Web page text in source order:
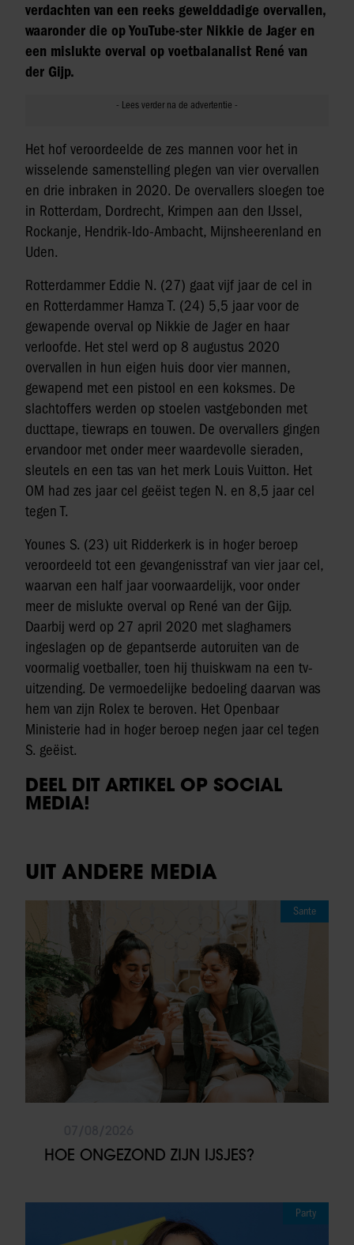
verdachten van een reeks gewelddadige overvallen,
waaronder die op YouTube-ster Nikkie de Jager en
een mislukte overval op voetbalanalist René van
der Gijp.
Het hof veroordeelde de zes mannen voor het in
wisselende samenstelling plegen van vier overvallen
en drie inbraken in 2020. De overvallers sloegen toe
in Rotterdam, Dordrecht, Krimpen aan den IJssel,
Rockanje, Hendrik-Ido-Ambacht, Mijnsheerenland en
Uden.
Rotterdammer Eddie N. (27) gaat vijf jaar de cel in
en Rotterdammer Hamza T. (24) 5,5 jaar voor de
gewapende overval op Nikkie de Jager en haar
verloofde. Het stel werd op 8 augustus 2020
overvallen in hun eigen huis door vier mannen,
gewapend met een pistool en een koksmes. De
slachtoffers werden op stoelen vastgebonden met
ducttape, tiewraps en touwen. De overvallers gingen
ervandoor met onder meer waardevolle sieraden,
sleutels en een tas van het merk Louis Vuitton. Het
OM had zes jaar cel geëist tegen N. en 8,5 jaar cel
tegen T.
Younes S. (23) uit Ridderkerk is in hoger beroep
veroordeeld tot een gevangenisstraf van vier jaar cel,
waarvan een half jaar voorwaardelijk, voor onder
meer de mislukte overval op René van der Gijp.
Daarbij werd op 27 april 2020 met slaghamers
ingeslagen op de gepantserde autoruiten van de
voormalig voetballer, toen hij thuiskwam na een tv-
uitzending. De vermoedelijke bedoeling daarvan was
hem van zijn Rolex te beroven. Het Openbaar
Ministerie had in hoger beroep negen jaar cel tegen
S. geëist.
DEEL DIT ARTIKEL OP SOCIAL
MEDIA!
UIT ANDERE MEDIA
Sante
HOE ONGEZOND ZIJN IJSJES?
Party